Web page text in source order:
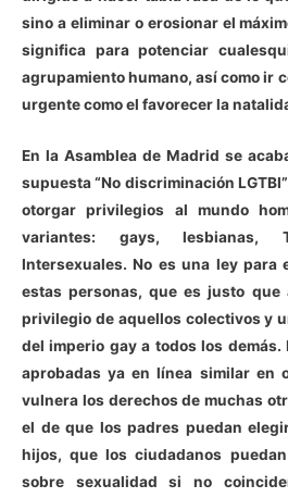
sino a eliminar o erosionar el
significa para potenciar
agrupamiento humano, así como ir
urgente como el favorecer la
En la Asamblea de Madrid se
supuesta “No discriminación
otorgar privilegios al mundo
variantes: gays, lesbianas,
Intersexuales. No es una ley para
estas personas, que es justo
privilegio de aquellos colectivos y
del imperio gay a todos los demás.
aprobadas ya en línea similar en
vulnera los derechos de muchas
el de que los padres puedan
hijos, que los ciudadanos
sobre sexualidad si no